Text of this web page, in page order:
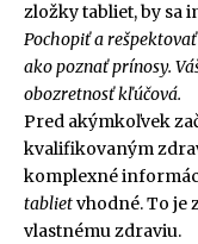
zložky tabliet, by sa
Pochopiť a
ako poznať prínosy.
obozretnosť kľúčová.
Pred akýmkoľvek
kvalifikovaným
komplexné
tablietvhodné. To je
vlastnému zdraviu.